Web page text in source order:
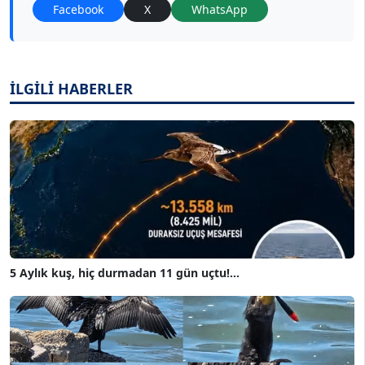
Facebook X WhatsApp
İLGİLİ HABERLER
5 Aylık kuş, hiç durmadan 11 gün uçtu!...